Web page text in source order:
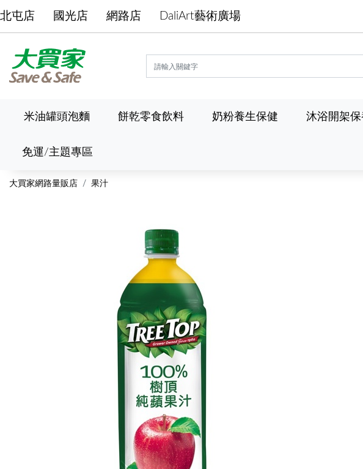
北屯店 國光店 網路店 DaliArt藝術廣場
米油罐頭泡麵 餅乾零食飲料 奶粉養生保健 沐浴開架保
免運/主題專區
大買家網路量販店 果汁